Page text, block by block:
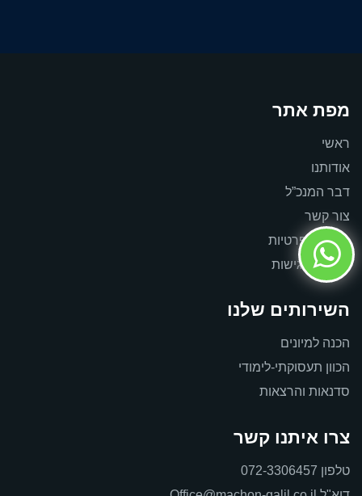
מפת אתר
ראשי
אודותנו
דבר המנכ”ל
צור קשר
מדיניות פרטיות
הצהרת נגישות
השירותים שלנו
הכנה למיונים
הכוון תעסוקתי-לימודי
סדנאות והרצאות
צרו איתנו קשר
טלפון 072-3306457